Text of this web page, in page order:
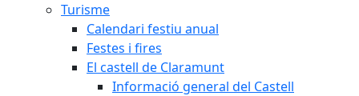
Turisme
Calendari festiu anual
Festes i fires
El castell de Claramunt
Informació general del Castell